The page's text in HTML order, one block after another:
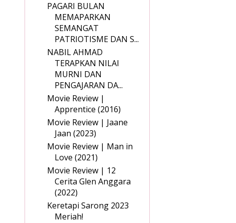
PAGARI BULAN
MEMAPARKAN
SEMANGAT
PATRIOTISME DAN S...
NABIL AHMAD
TERAPKAN NILAI
MURNI DAN
PENGAJARAN DA...
Movie Review |
Apprentice (2016)
Movie Review | Jaane
Jaan (2023)
Movie Review | Man in
Love (2021)
Movie Review | 12
Cerita Glen Anggara
(2022)
Keretapi Sarong 2023
Meriah!